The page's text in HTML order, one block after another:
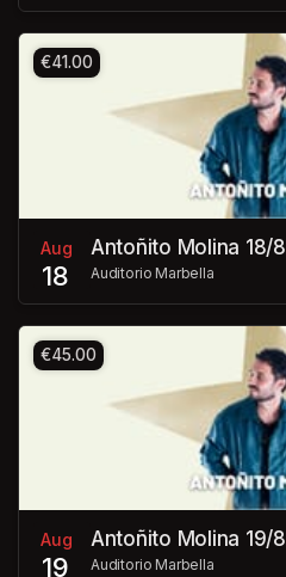
€41.00
Aug
18
Antoñito Molina 18/8
Auditorio Marbella
€45.00
Aug
19
Antoñito Molina 19/8
Auditorio Marbella